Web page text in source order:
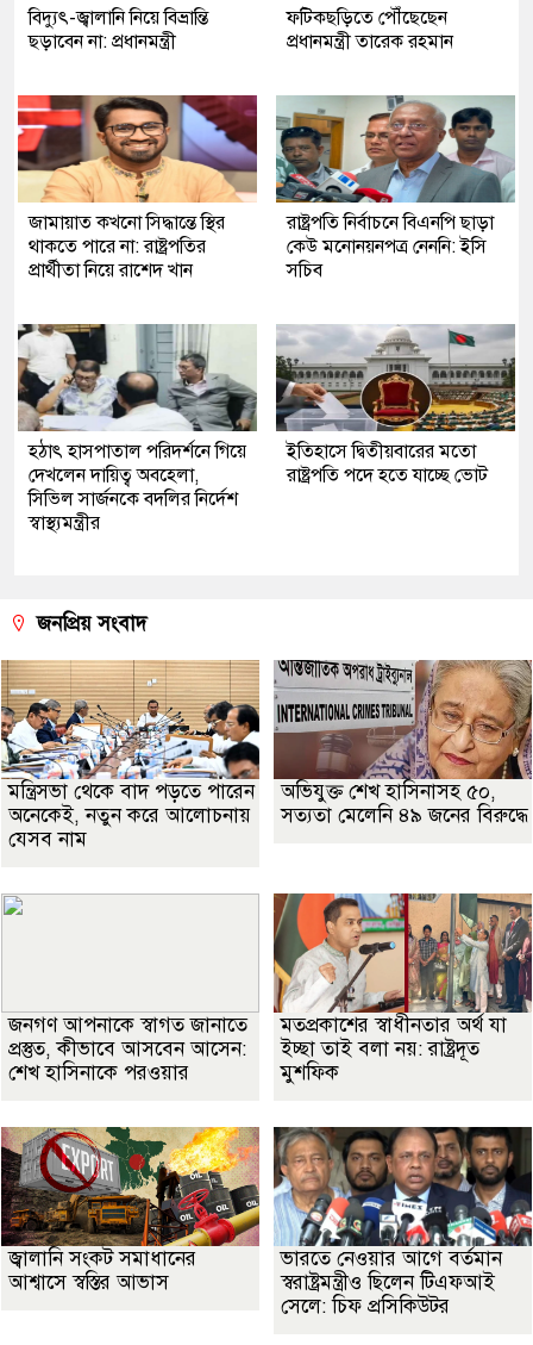
বিদ্যুৎ-জ্বালানি নিয়ে বিভ্রান্তি
ছড়াবেন না: প্রধানমন্ত্রী
ফটিকছড়িতে পৌঁছেছেন
প্রধানমন্ত্রী তারেক রহমান
জামায়াত কখনো সিদ্ধান্তে স্থির
থাকতে পারে না: রাষ্ট্রপতির
প্রার্থীতা নিয়ে রাশেদ খান
রাষ্ট্রপতি নির্বাচনে বিএনপি ছাড়া
কেউ মনোনয়নপত্র নেননি: ইসি
সচিব
হঠাৎ হাসপাতাল পরিদর্শনে গিয়ে
দেখলেন দায়িত্ব অবহেলা,
সিভিল সার্জনকে বদলির নির্দেশ
স্বাস্থ্যমন্ত্রীর
ইতিহাসে দ্বিতীয়বারের মতো
রাষ্ট্রপতি পদে হতে যাচ্ছে ভোট
জনপ্রিয় সংবাদ
মন্ত্রিসভা থেকে বাদ পড়তে পারেন
অনেকেই, নতুন করে আলোচনায়
যেসব নাম
অভিযুক্ত শেখ হাসিনাসহ ৫০,
সত্যতা মেলেনি ৪৯ জনের বিরুদ্ধে
জনগণ আপনাকে স্বাগত জানাতে
প্রস্তুত, কীভাবে আসবেন আসেন:
শেখ হাসিনাকে পরওয়ার
মতপ্রকাশের স্বাধীনতার অর্থ যা
ইচ্ছা তাই বলা নয়: রাষ্ট্রদূত
মুশফিক
জ্বালানি সংকট সমাধানের
আশ্বাসে স্বস্তির আভাস
ভারতে নেওয়ার আগে বর্তমান
স্বরাষ্ট্রমন্ত্রীও ছিলেন টিএফআই
সেলে: চিফ প্রসিকিউটর